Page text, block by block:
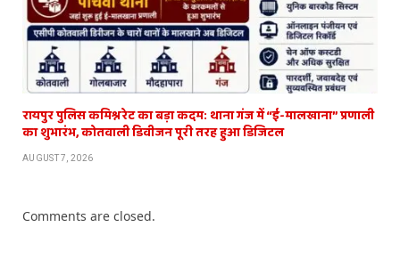
रायपुर पुलिस कमिश्नरेट का बड़ा कदम: थाना गंज में “ई-मालखाना” प्रणाली
का शुभारंभ, कोतवाली डिवीजन पूरी तरह हुआ डिजिटल
AUGUST 7, 2026
Comments are closed.